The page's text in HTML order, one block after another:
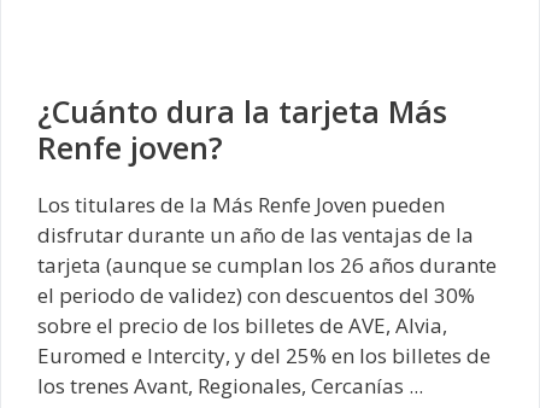
¿Cuánto dura la tarjeta Más
Renfe joven?
Los titulares de la Más Renfe Joven pueden
disfrutar durante un año de las ventajas de la
tarjeta (aunque se cumplan los 26 años durante
el periodo de validez) con descuentos del 30%
sobre el precio de los billetes de AVE, Alvia,
Euromed e Intercity, y del 25% en los billetes de
los trenes Avant, Regionales, Cercanías ...